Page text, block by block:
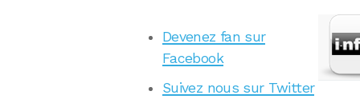
Devenez fan sur
Facebook
Suivez nous sur Twitter